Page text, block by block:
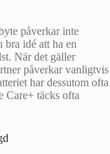
påverkar inte
idé att ha en
När det gäller
påverkar vanligtvis
har dessutom ofta
Care+ täcks ofta